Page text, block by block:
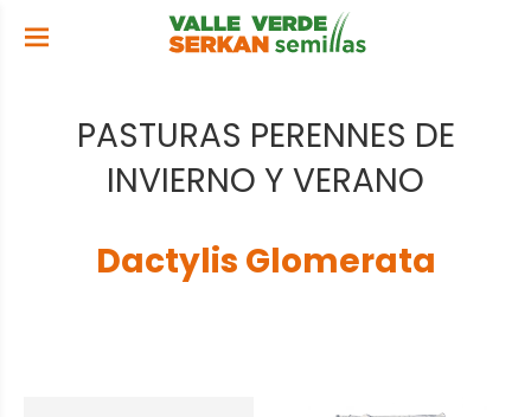
PASTURAS PERENNES DE
INVIERNO Y VERANO
Dactylis Glomerata